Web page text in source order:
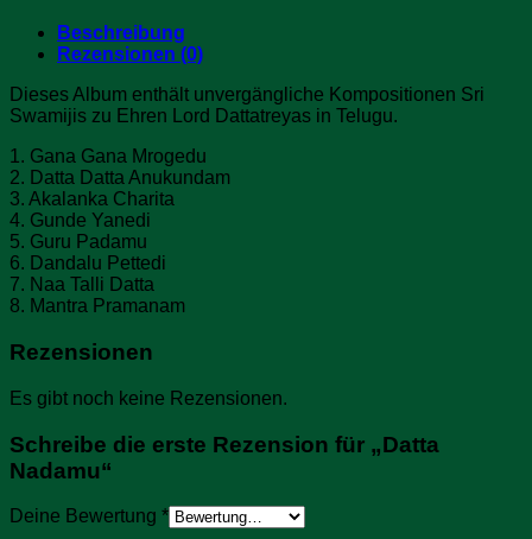
Beschreibung
Rezensionen (0)
Dieses Album enthält unvergängliche Kompositionen Sri
Swamijis zu Ehren Lord Dattatreyas in Telugu.
1. Gana Gana Mrogedu
2. Datta Datta Anukundam
3. Akalanka Charita
4. Gunde Yanedi
5. Guru Padamu
6. Dandalu Pettedi
7. Naa Talli Datta
8. Mantra Pramanam
Rezensionen
Es gibt noch keine Rezensionen.
Schreibe die erste Rezension für „Datta
Nadamu“
Deine Bewertung *